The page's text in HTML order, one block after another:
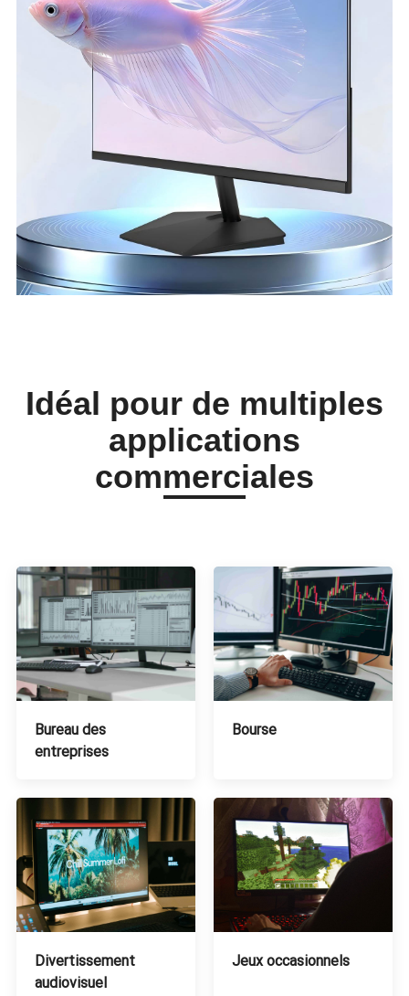
Idéal pour de multiples
applications
commerciales
Bureau des
entreprises
Bourse
Divertissement
audiovisuel
Jeux occasionnels